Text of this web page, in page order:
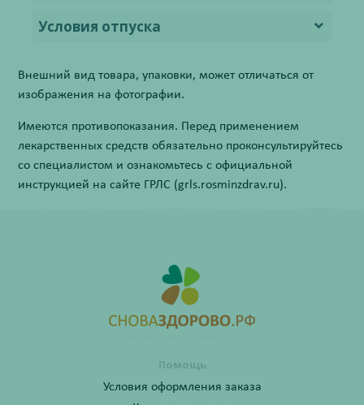
Условия отпуска
Внешний вид товара, упаковки, может отличаться от
изображения на фотографии.
Имеются противопоказания. Перед применением
лекарственных средств обязательно проконсультируйтесь
со специалистом и ознакомьтесь с официальной
инструкцией на сайте ГРЛС (grls.rosminzdrav.ru).
Помощь
Условия оформления заказа